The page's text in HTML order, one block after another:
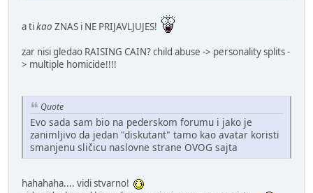
a tikao ZNAS i NE PRIJAVLJUJES!
zar nisi gledao RAISING CAIN? child abuse -> personality splits -
> multiple homicide!!!!
Quote
Evo sada sam bio na pederskom forumu i jako je
zanimljivo da jedan "diskutant" tamo kao avatar koristi
smanjenu sličicu naslovne strane OVOG sajta
hahahaha.... vidi stvarno!